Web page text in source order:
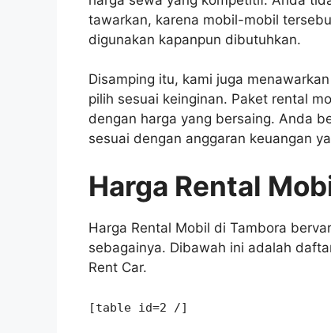
tawarkan, karena mobil-mobil
digunakan kapanpun dibutuhkan.
Disamping itu, kami juga
pilih sesuai keinginan. Paket rental
dengan harga yang bersaing. Anda
sesuai dengan anggaran keuangan
Harga Rental
Harga Rental Mobil di Tambora
sebagainya. Dibawah ini adalah
Rent Car.
[table id=2 /]